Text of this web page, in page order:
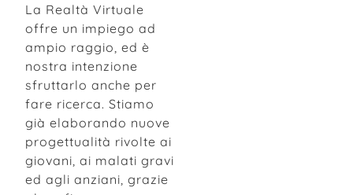
La Realtà Virtuale
offre un impiego ad
ampio raggio, ed è
nostra intenzione
sfruttarlo anche per
fare ricerca. Stiamo
già elaborando nuove
progettualità rivolte ai
giovani, ai malati gravi
ed agli anziani, grazie